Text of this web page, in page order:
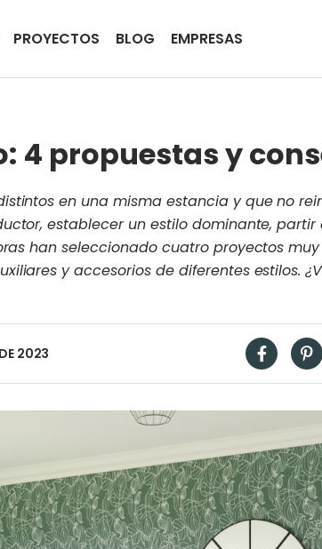
PROYECTOS BLOG EMPRESAS
4 propuestas y
en una misma estancia y que no
establecer un estilo dominante,
han seleccionado cuatro proyectos
y accesorios de diferentes estilos.
2023